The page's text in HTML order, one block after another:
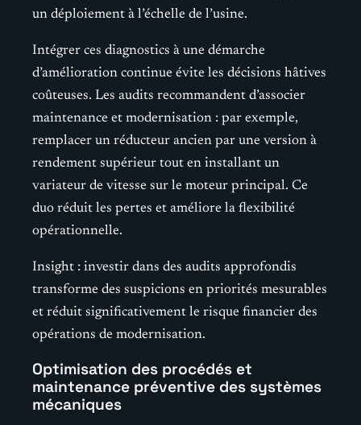
un déploiement à l’échelle de l’usine.
Intégrer ces diagnostics à une démarche
d’amélioration continue évite les décisions hâtives
coûteuses. Les audits recommandent d’associer
maintenance et modernisation : par exemple,
remplacer un réducteur ancien par une version à
rendement supérieur tout en installant un
variateur de vitesse sur le moteur principal. Ce
duo réduit les pertes et améliore la flexibilité
opérationnelle.
Insight : investir dans des audits approfondis
transforme des suspicions en priorités mesurables
et réduit significativement le risque financier des
opérations de modernisation.
Optimisation des procédés et
maintenance préventive des systèmes
mécaniques